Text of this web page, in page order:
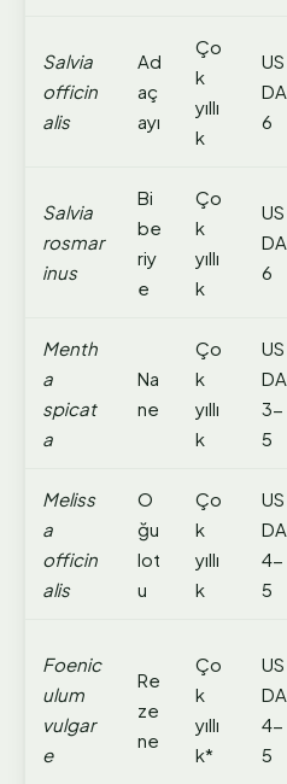
Salvia
officin
alis
Ad
aç
ayı
Ço
k
yıllı
k
US
DA
6
Salvia
rosmar
inus
Bi
be
riy
e
Ço
k
yıllı
k
US
DA
6
Menth
a
spicat
a
Na
ne
Ço
k
yıllı
k
US
DA
3-
5
Meliss
a
officin
alis
O
ğu
lot
u
Ço
k
yıllı
k
US
DA
4-
5
Foenic
ulum
vulgar
e
Re
ze
ne
Ço
k
yıllı
k*
US
DA
4-
5